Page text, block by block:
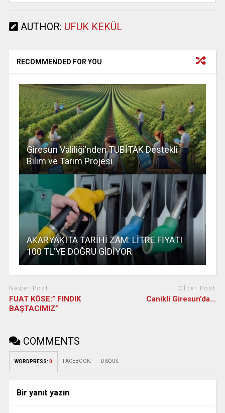
AUTHOR: UFUK KEKÜL
RECOMMENDED FOR YOU
Giresun Valiliği’nden TÜBİTAK Destekli
Bilim ve Tarım Projesi
AKARYAKITA TARİHİ ZAM: LİTRE FİYATI
100 TL’YE DOĞRU GİDİYOR
Newer Post
FUAT KÖSE:” FINDIK
BAŞTACIMIZ”
Older Post
Canikli Giresun’da…
COMMENTS
WORDPRESS: 0 FACEBOOK: DISQUS:
Bir yanıt yazın